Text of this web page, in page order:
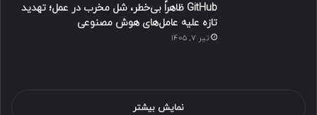
GitHub ظاهراً بی‌خطر، شل مخرب در عمل؛ تهدید
تازه علیه عامل‌های هوش مصنوعی
تیر ۷, ۱۴۰۵
نمایش بیشتر